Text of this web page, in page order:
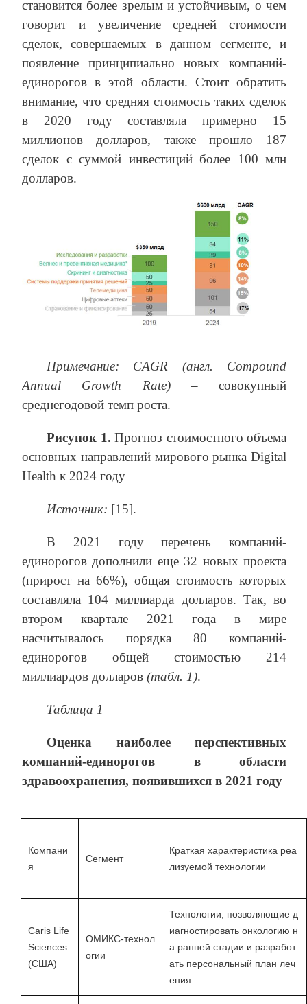
становится более зрелым и устойчивым, о чем
говорит и увеличение средней стоимости
сделок, совершаемых в данном сегменте, и
появление принципиально новых компаний-
единорогов в этой области. Стоит обратить
внимание, что средняя стоимость таких сделок
в 2020 году составляла примерно 15
миллионов долларов, также прошло 187
сделок с суммой инвестиций более 100 млн
долларов.
Примечание: CAGR (англ. Compound
Annual
Growth Rate)– совокупный
среднегодовой темп роста.
Рисунок 1. Прогноз стоимостного объема
основных направлений мирового рынка Digital
Health к 2024 году
Источник: [15].
В 2021 году перечень компаний-
единорогов дополнили еще 32 новых проекта
(прирост на 66%), общая стоимость которых
составляла 104 миллиарда долларов. Так, во
втором квартале 2021 года в мире
насчитывалось порядка 80 компаний-
единорогов общей стоимостью 214
миллиардов долларов (табл. 1).
Таблица 1
Оценка наиболее перспективных
компаний-единорогов в области
здравоохранения, появившихся в 2021 году
Компани
я
Сегмент
Краткая характеристика реа
лизуемой технологии
Caris Life
Sciences
(США)
ОМИКС-технол
огии
Технологии, позволяющие д
иагностировать онкологию н
а ранней стадии и разработ
ать персональный план леч
ения